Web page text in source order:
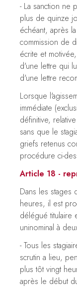
- La sanction ne
plus de quinze
échéant, après
commission de
écrite et
d'une lettre qui
d'une lettre
Lorsque
immédiate
définitive,
sans que le
griefs retenus
procédure ci-
Article 18 -
Dans les
heures, il est
délégué titulaire
uninominal à
- Tous les
scrutin a lieu,
plus tôt vingt
après le début